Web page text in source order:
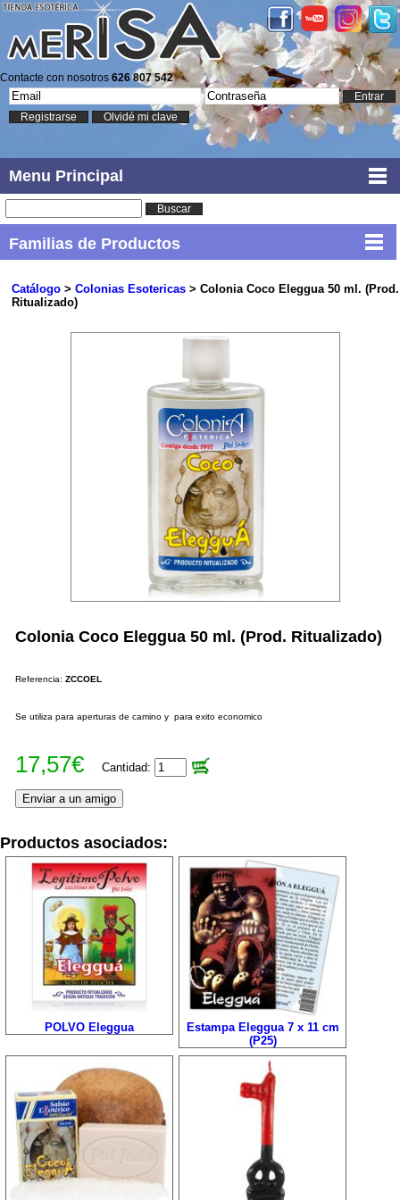
Contacte con nosotros 626 807 542
Entrar
Registrarse
Olvidé mi clave
Menu Principal
Buscar
Familias de Productos
Catálogo> Colonias Esotericas> Colonia Coco Eleggua 50 ml. (Prod.
Ritualizado)
Colonia Coco Eleggua 50 ml. (Prod. Ritualizado)
Referencia:ZCCOEL
Se utiliza para aperturas de camino y para exito economico
17,57€ Cantidad:
Productos asociados:
POLVO Eleggua
Estampa Eleggua 7 x 11 cm
(P25)